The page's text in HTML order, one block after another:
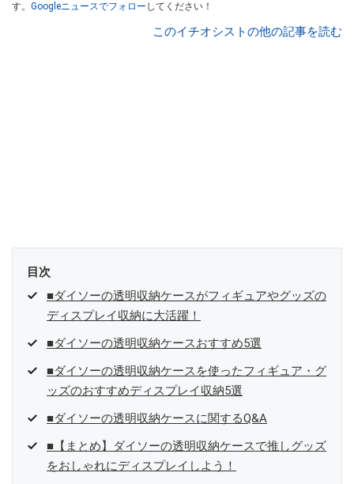
す。 Googleニュースでフォロー してください！
このイチオシストの他の記事を読む
目次
■ダイソーの透明収納ケースがフィギュアやグッズの
ディスプレイ収納に大活躍！
■ダイソーの透明収納ケースおすすめ5選
■ダイソーの透明収納ケースを使ったフィギュア・グ
ッズのおすすめディスプレイ収納5選
■ダイソーの透明収納ケースに関するQ&A
■【まとめ】ダイソーの透明収納ケースで推しグッズ
をおしゃれにディスプレイしよう！